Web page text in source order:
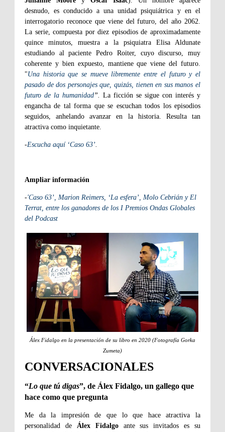
desnudo, es conducido a una unidad psiquiátrica y en el
interrogatorio reconoce que viene del futuro, del año 2062.
La serie, compuesta por diez episodios de aproximadamente
quince minutos, muestra a la psiquiatra Elisa Aldunate
estudiando al paciente Pedro Roiter, cuyo discurso, muy
coherente y bien expuesto, mantiene que viene del futuro.
"Una historia que se mueve libremente entre el futuro y el
pasado de dos personajes que, quizás, tienen en sus manos el
futuro de la humanidad”. La ficción se sigue con interés y
engancha de tal forma que se escuchan todos los episodios
seguidos, anhelando avanzar en la historia. Resulta tan
atractiva como inquietante.
-Escucha aquí ‘Caso 63’.
Ampliar información
-'Caso 63’, Marion Reimers, ‘La esfera’, Molo Cebrián y El
Terrat, entre los ganadores de los I Premios Ondas Globales
del Podcast
Álex Fidalgo en la presentación de su libro en 2020 (Fotografía Gorka
Zumeta)
CONVERSACIONALES
“Lo que tú digas”, de Álex Fidalgo, un gallego que
hace como que pregunta
Me da la impresión de que lo que hace atractiva la
personalidad de Álex Fidalgoante sus invitados es su